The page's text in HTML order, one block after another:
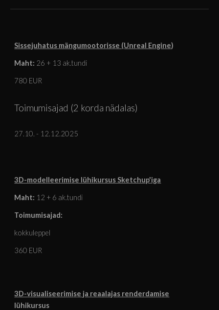
Sissejuhatus mängumootorisse (Unreal Engine)
Maht: 26 + 13 ak.tundi
780 EUR
Toimumisajad (2 korda nädalas)
27.10. - 12.12.2025
3D-modelleerimise lühikursus Sketchup'iga
Maht: 12 + 6 ak.tundi
Toimumisajad:
kokkuleppel
360 EUR
3D-visualiseerimise ja reaalajas renderdamise
lühikursus